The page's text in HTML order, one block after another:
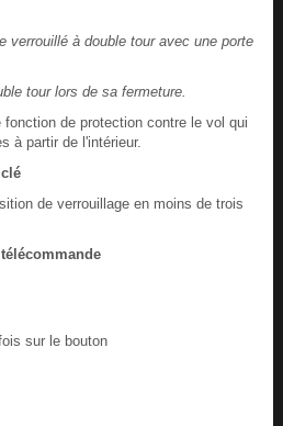
verrouillé à double tour avec une porte
tour lors de sa fermeture.
fonction de protection contre le vol qui
à partir de l'intérieur.
de verrouillage en moins de trois
sur le bouton